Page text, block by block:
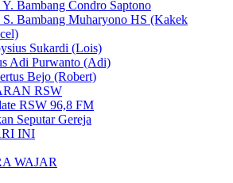
Bambang Condro Saptono
S. Bambang Muharyono HS (Kakek
Sukardi (Lois)
Adi Purwanto (Adi)
Bejo (Robert)
RSW
RSW 96,8 FM
Seputar Gereja
INI
WAJAR